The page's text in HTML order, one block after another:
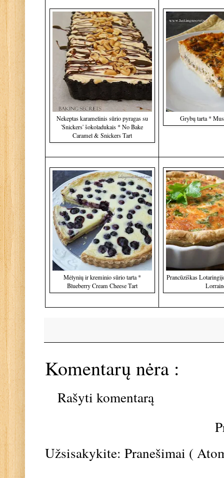
Nekeptas karamelinis sūrio pyragas su
'Snickers' šokoladukais * No Bake
Caramel & Snickers Tart
Grybų tarta *
Mėlynių ir kreminio sūrio tarta *
Blueberry Cream Cheese Tart
Prancūziškas
Komentarų nėra :
Rašyti komentarą
Užsisakykite: Pranešimai (